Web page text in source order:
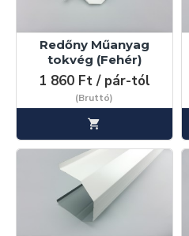
Redőny Műanyag
tokvég (Fehér)
1 860 Ft / pár-tól
(Bruttó)